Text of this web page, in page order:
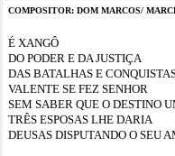
COMPOSITOR: DOM MARCOS/
É XANGÔ
DO PODER E DA JUSTIÇA
DAS BATALHAS E
VALENTE SE FEZ SENHOR
SEM SABER QUE O DESTINO
TRÊS ESPOSAS LHE DARIA
DEUSAS DISPUTANDO O SEU